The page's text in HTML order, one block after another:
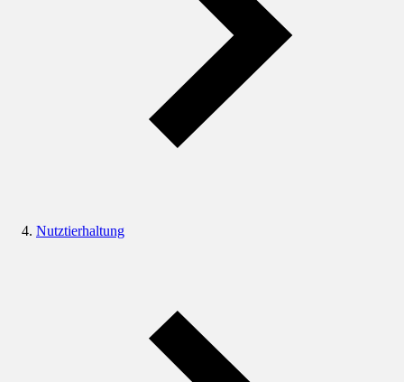
Nutztierhaltung